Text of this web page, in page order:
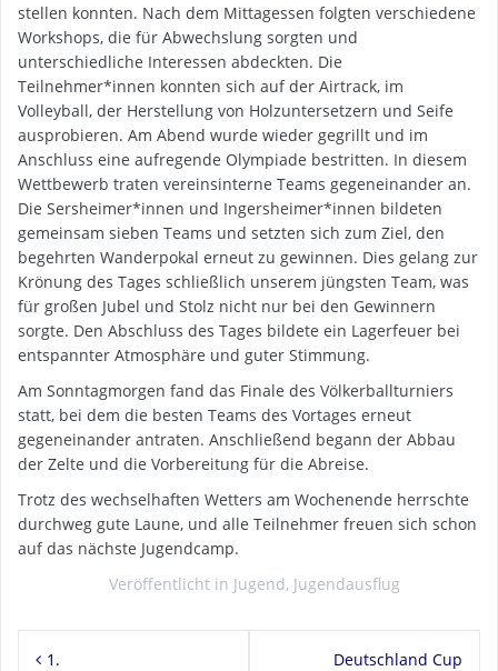
stellen konnten. Nach dem Mittagessen folgten verschiedene
Workshops, die für Abwechslung sorgten und
unterschiedliche Interessen abdeckten. Die
Teilnehmer*innen konnten sich auf der Airtrack, im
Volleyball, der Herstellung von Holzuntersetzern und Seife
ausprobieren. Am Abend wurde wieder gegrillt und im
Anschluss eine aufregende Olympiade bestritten. In diesem
Wettbewerb traten vereinsinterne Teams gegeneinander an.
Die Sersheimer*innen und Ingersheimer*innen bildeten
gemeinsam sieben Teams und setzten sich zum Ziel, den
begehrten Wanderpokal erneut zu gewinnen. Dies gelang zur
Krönung des Tages schließlich unserem jüngsten Team, was
für großen Jubel und Stolz nicht nur bei den Gewinnern
sorgte. Den Abschluss des Tages bildete ein Lagerfeuer bei
entspannter Atmosphäre und guter Stimmung.
Am Sonntagmorgen fand das Finale des Völkerballturniers
statt, bei dem die besten Teams des Vortages erneut
gegeneinander antraten. Anschließend begann der Abbau
der Zelte und die Vorbereitung für die Abreise.
Trotz des wechselhaften Wetters am Wochenende herrschte
durchweg gute Laune, und alle Teilnehmer freuen sich schon
auf das nächste Jugendcamp.
Veröffentlicht in Jugend, Jugendausflug
1.
Deutschland Cup